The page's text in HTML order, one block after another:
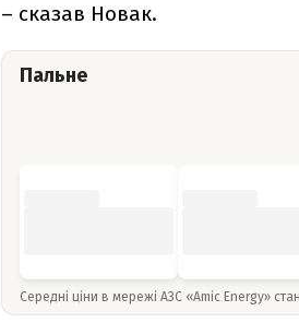
– сказав Новак.
Пальне
Середні ціни в мережі АЗС «Amic Energy»